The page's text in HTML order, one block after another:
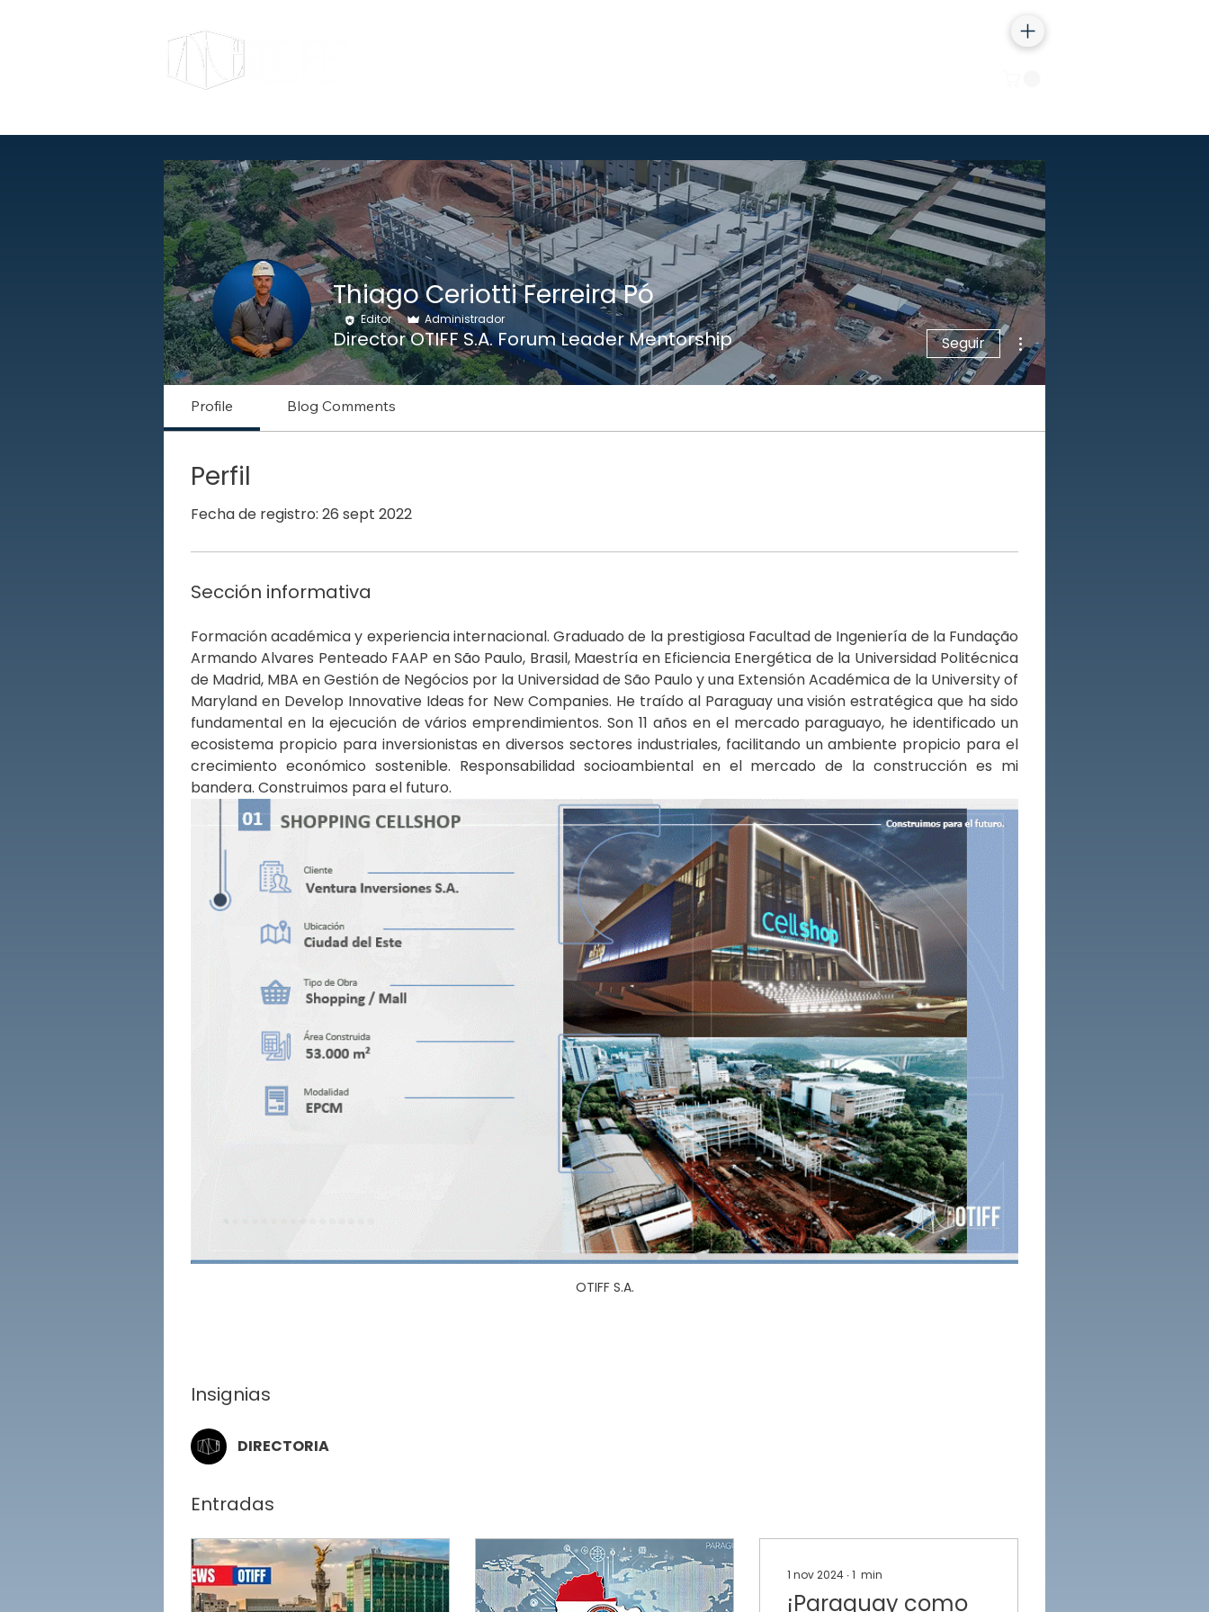
Thiago Ceriotti Ferreira Pó
Editor Administrador
Director OTIFF S.A. Forum Leader Mentorship
DIRECTORIA +4
Seguir
Profile Blog Comments
Perfil
Fecha de registro: 26 sept 2022
Sección informativa
Formación académica y experiencia internacional. Graduado de la prestigiosa Facultad de Ingeniería de la Fundação
Armando Alvares Penteado FAAP en São Paulo, Brasil, Maestría en Eficiencia Energética de la Universidad Politécnica
de Madrid, MBA en Gestión de Negócios por la Universidad de São Paulo y una Extensión Académica de la University of
Maryland en Develop Innovative Ideas for New Companies. He traído al Paraguay una visión estratégica que ha sido
fundamental en la ejecución de vários emprendimientos. Son 11 años en el mercado paraguayo, he identificado un
ecosistema propicio para inversionistas en diversos sectores industriales, facilitando un ambiente propicio para el
crecimiento económico sostenible. Responsabilidad socioambiental en el mercado de la construcción es mi
bandera. Construimos para el futuro.
OTIFF S.A.
Insignias
DIRECTORIA
Entradas
1 nov 2024 ∙1 min
¡Paraguay como